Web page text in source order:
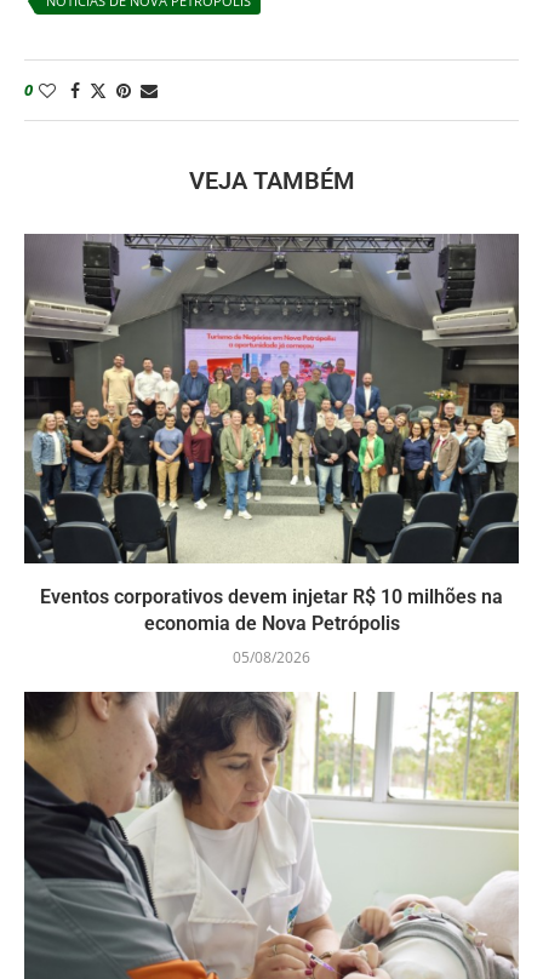
0
VEJA TAMBÉM
Eventos corporativos devem injetar R$ 10 milhões na
economia de Nova Petrópolis
05/08/2026